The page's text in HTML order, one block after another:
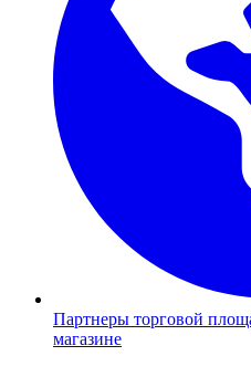
Партнеры торговой
магазине